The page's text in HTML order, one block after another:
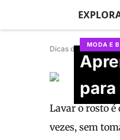
MODA E
Dicas de Mulher
Lavar o rosto é
vezes, sem